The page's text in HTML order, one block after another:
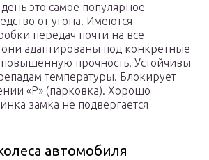
это самое популярное
от угона. Имеются
передач почти на все
адаптированы под конкретные
прочность. Устойчивы
температуры. Блокирует
«Р» (парковка). Хорошо
замка не подвергается
автомобиля